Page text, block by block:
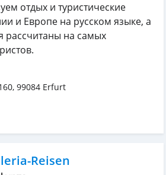
отдых и туристические
и Европе на русском языке, а
на самых
, 99084 Erfurt
Reisen